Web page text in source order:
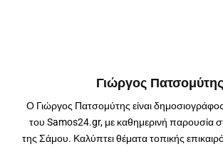
Γιώργος Πατσομύτης
Ο Γιώργος Πατσομύτης είναι
του Samos24.gr, με καθημερινή παρουσία
της Σάμου. Καλύπτει θέματα τοπικής